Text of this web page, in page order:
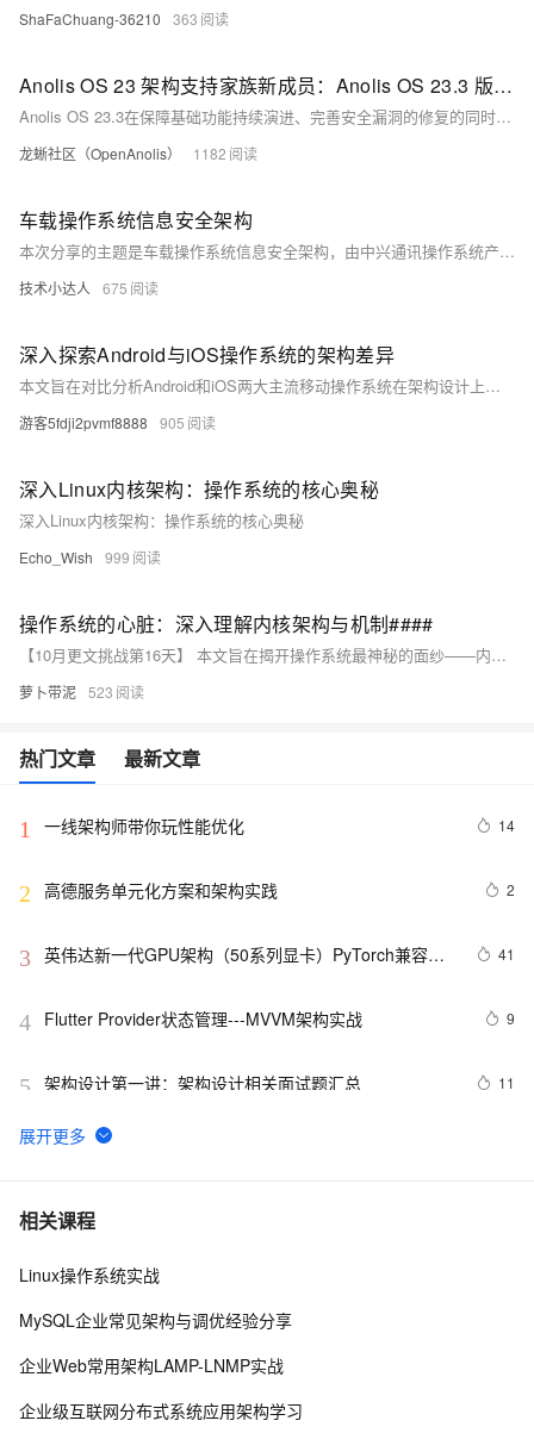
ShaFaChuang-36210 363
Anolis OS 23 架构支持家族新成员：Anolis OS 23.3 版本及 RISC-V 预览版发布
Anolis OS 23.3在保障基础功能持续演进、完善安全漏洞的修复的同时，实现了对 RISC-V 的初步支持。
龙蜥社区（OpenAnolis） 1182
车载操作系统信息安全架构
本次分享的主题是车载操作系统信息安全架构，由中兴通讯操作系统产品部张兵分享。主要分为以下四个部分： 1. 背景 2. 现状 3. 实践 4. 展望
技术小达人 675
深入探索Android与iOS操作系统的架构差异
本文旨在对比分析Android和iOS两大主流移动操作系统在架构设计上的根本差异。通过详细解读两者的系统架构、开发环境、以及安全性等方面，揭示它们各自的特点及优势，为开发者选择合适的平台提供参考。
游客5fdji2pvmf8888 905
深入Linux内核架构：操作系统的核心奥秘
深入Linux内核架构：操作系统的核心奥秘
Echo_Wish 999
操作系统的心脏：深入理解内核架构与机制####
【10月更文挑战第16天】 本文旨在揭开操作系统最神秘的面纱——内核，通过剖析其架构设计与关键机制，引领读者一窥究竟。在这篇探索之旅中，我们将深入浅出地讨论内核的基本构成、进程管理的智慧、内存分配的策略，以及那至关重要的系统调用接口，揭示它们是如何协同工作，支撑起现代计算机系统的高效运行。这既是一次技术的深潜，也是对“看不见的手”调控数字世界的深刻理解。 ####
萝卜带泥 523
热门文章 最新文章
1 一线架构师带你玩性能优化 14
2 高德服务单元化方案和架构实践 2
3 英伟达新一代GPU架构（50系列显卡）PyTorch兼容性
41
4 Flutter Provider状态管理---MVVM架构实战 9
5 架构设计第一讲：架构设计相关面试题汇总 11
6 基于 Serverless 架构的 CI/CD 框架：Serverless-cd
7 基于 Serverless 架构的头像漫画风处理小程序
8 划重点｜云栖大会「AI 原生应用架构论坛」看点梳理
10jQuery技术内幕：深入解析jQuery架构设计与实现原理.
相关课程
Linux操作系统实战
MySQL企业常见架构与调优经验分享
企业Web常用架构LAMP-LNMP实战
企业级互联网分布式系统应用架构学习